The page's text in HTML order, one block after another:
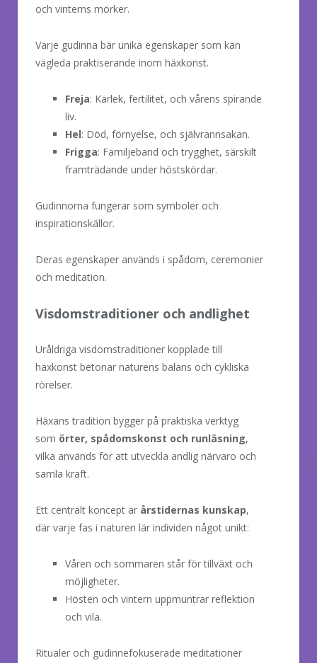
och vinterns mörker.
Varje gudinna bär unika egenskaper som kan
vägleda praktiserande inom häxkonst.
Freja: Kärlek, fertilitet, och vårens spirande
liv.
Hel: Död, förnyelse, och självrannsakan.
Frigga: Familjeband och trygghet, särskilt
framträdande under höstskördar.
Gudinnorna fungerar som symboler och
inspirationskällor.
Deras egenskaper används i spådom, ceremonier
och meditation.
Visdomstraditioner och andlighet
Uråldriga visdomstraditioner kopplade till
häxkonst betonar naturens balans och cykliska
rörelser.
Häxans tradition bygger på praktiska verktyg
som örter, spådomskonst och runläsning,
vilka används för att utveckla andlig närvaro och
samla kraft.
Ett centralt koncept är årstidernas kunskap,
där varje fas i naturen lär individen något unikt:
Våren och sommaren står för tillväxt och
möjligheter.
Hösten och vintern uppmuntrar reflektion
och vila.
Ritualer och gudinnefokuserade meditationer